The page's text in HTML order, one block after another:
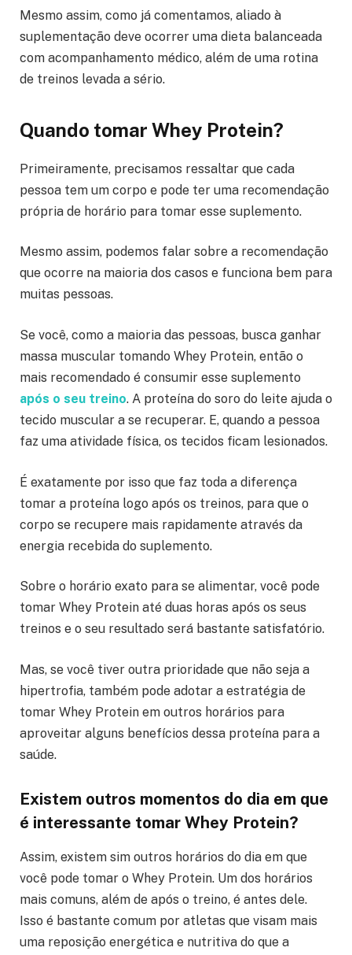
Mesmo assim, como já comentamos, aliado à
suplementação deve ocorrer uma dieta balanceada
com acompanhamento médico, além de uma rotina
de treinos levada a sério.
Quando tomar Whey Protein?
Primeiramente, precisamos ressaltar que cada
pessoa tem um corpo e pode ter uma recomendação
própria de horário para tomar esse suplemento.
Mesmo assim, podemos falar sobre a recomendação
que ocorre na maioria dos casos e funciona bem para
muitas pessoas.
Se você, como a maioria das pessoas, busca ganhar
massa muscular tomando Whey Protein, então o
mais recomendado é consumir esse suplemento
após o seu treino. A proteína do soro do leite ajuda o
tecido muscular a se recuperar. E, quando a pessoa
faz uma atividade física, os tecidos ficam lesionados.
É exatamente por isso que faz toda a diferença
tomar a proteína logo após os treinos, para que o
corpo se recupere mais rapidamente através da
energia recebida do suplemento.
Sobre o horário exato para se alimentar, você pode
tomar Whey Protein até duas horas após os seus
treinos e o seu resultado será bastante satisfatório.
Mas, se você tiver outra prioridade que não seja a
hipertrofia, também pode adotar a estratégia de
tomar Whey Protein em outros horários para
aproveitar alguns benefícios dessa proteína para a
saúde.
Existem outros momentos do dia em que
é interessante tomar Whey Protein?
Assim, existem sim outros horários do dia em que
você pode tomar o Whey Protein. Um dos horários
mais comuns, além de após o treino, é antes dele.
Isso é bastante comum por atletas que visam mais
uma reposição energética e nutritiva do que a